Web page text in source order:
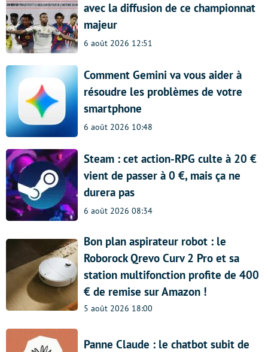
avec la diffusion de ce championnat
majeur
6 août 2026 12:51
Comment Gemini va vous aider à
résoudre les problèmes de votre
smartphone
6 août 2026 10:48
Steam : cet action-RPG culte à 20 €
vient de passer à 0 €, mais ça ne
durera pas
6 août 2026 08:34
Bon plan aspirateur robot : le
Roborock Qrevo Curv 2 Pro et sa
station multifonction profite de 400
€ de remise sur Amazon !
5 août 2026 18:00
Panne Claude : le chatbot subit de